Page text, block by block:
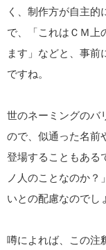
く、制作方が自主的
で、「これはＣＭ上
ます」などと、事前
ですね。
世のネーミングのバ
ので、似通った名前
登場することもある
ノ人のことなのか
いとの配慮なのでし
噂によれば、この注